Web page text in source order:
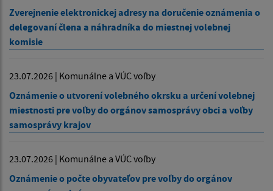
Zverejnenie elektronickej adresy na doručenie oznámenia o
delegovaní člena a náhradníka do miestnej volebnej
komisie
23.07.2026 | Komunálne a VÚC voľby
Oznámenie o utvorení volebného okrsku a určení volebnej
miestnosti pre voľby do orgánov samosprávy obci a voľby
samosprávy krajov
23.07.2026 | Komunálne a VÚC voľby
Oznámenie o počte obyvateľov pre voľby do orgánov